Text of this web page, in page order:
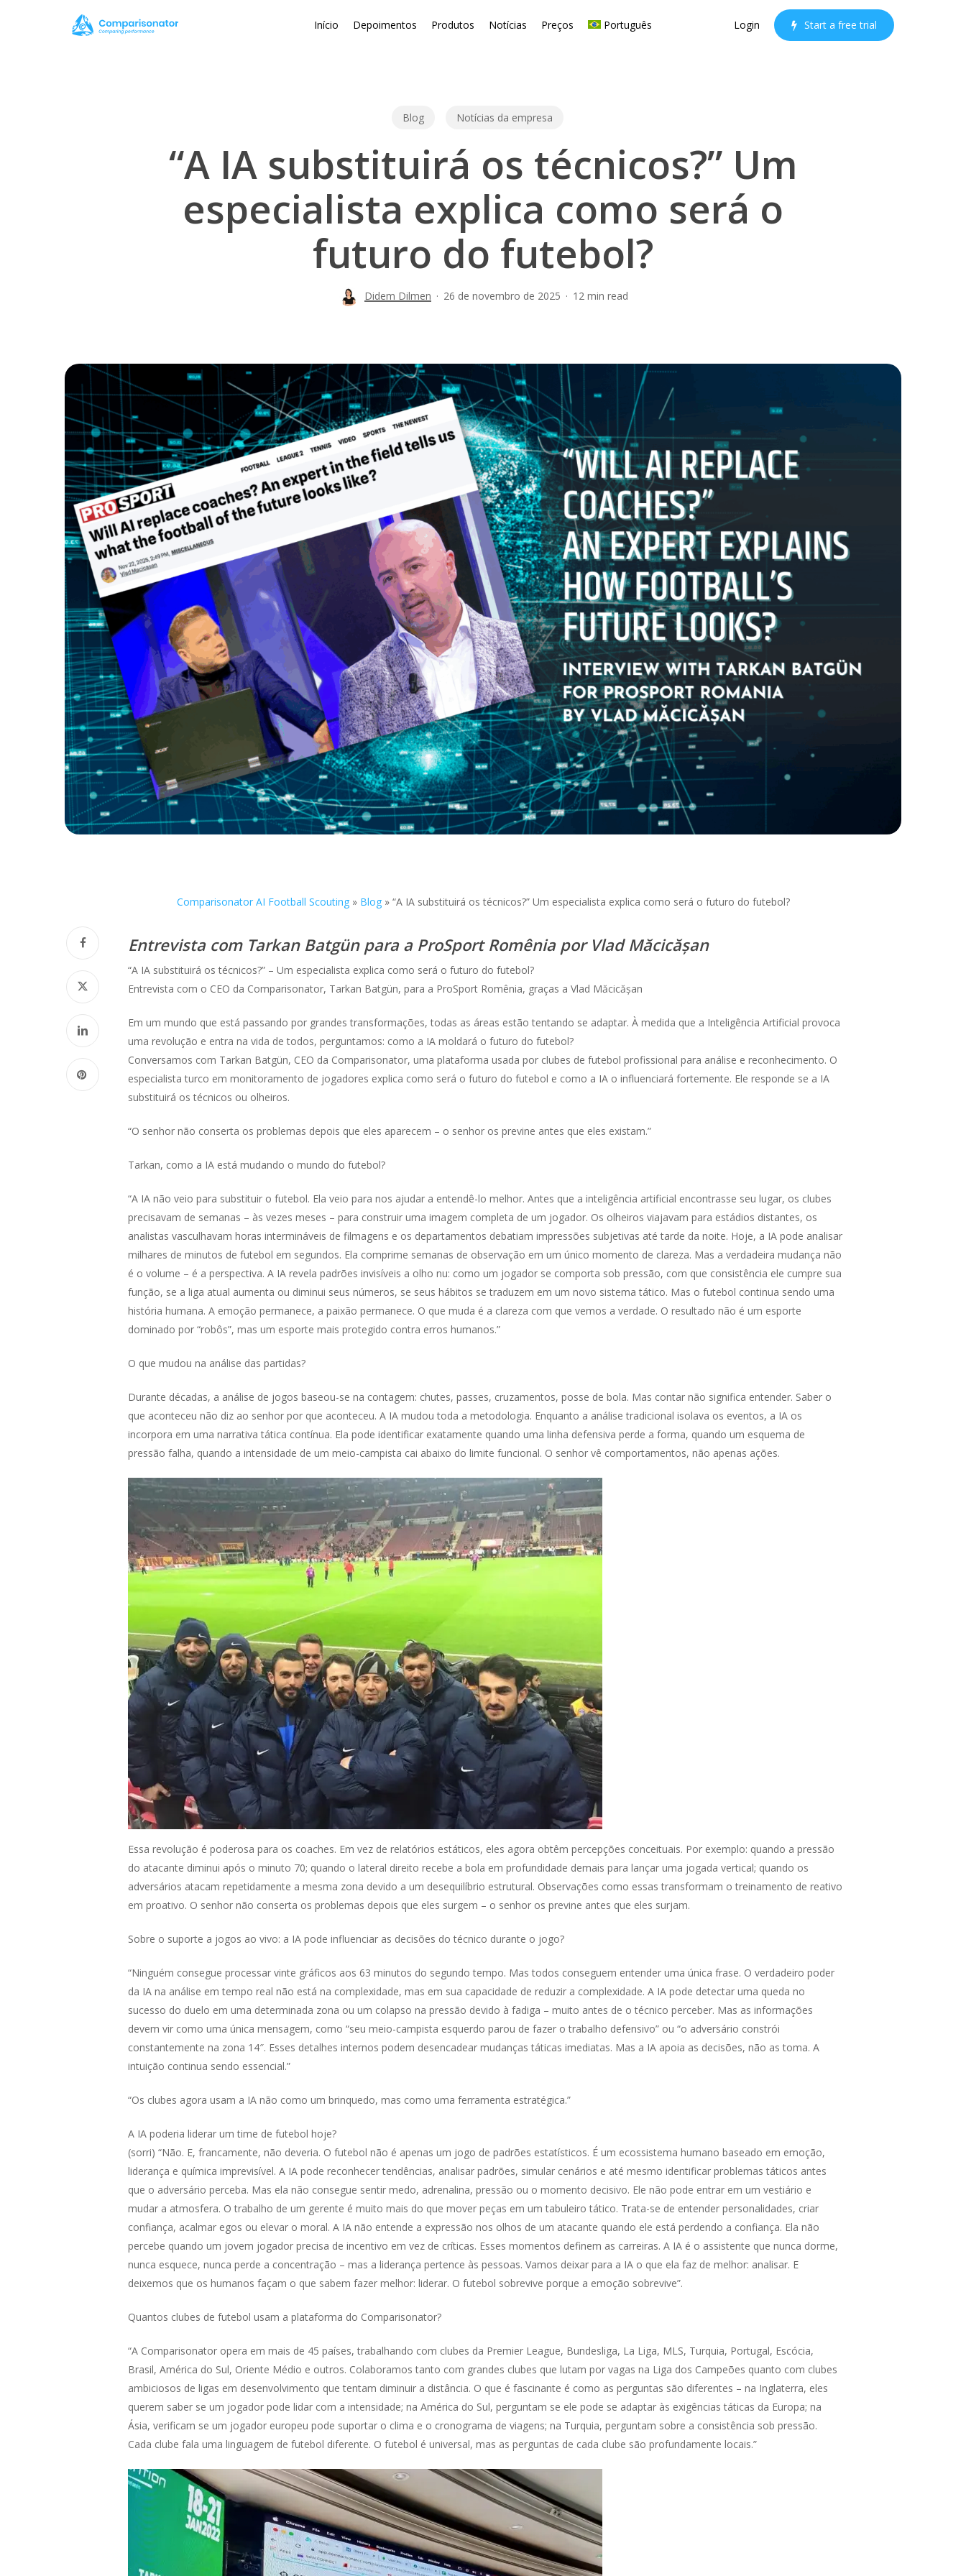
Início Depoimentos Produtos Notícias Preços Português Login Start a free trial
Blog Notícias da empresa
“A IA substituirá os técnicos?” Um
especialista explica como será o
futuro do futebol?
Didem Dilmen 26 de novembro de 2025 12 min read
Comparisonator AI Football Scouting» Blog» “A IA substituirá os técnicos?” Um especialista explica como será o futuro do futebol?
Entrevista com Tarkan Batgün para a ProSport Romênia por Vlad Măcicășan
“A IA substituirá os técnicos?” – Um especialista explica como será o futuro do futebol?
Entrevista com o CEO da Comparisonator, Tarkan Batgün, para a ProSport Romênia, graças a Vlad Măcicășan
Em um mundo que está passando por grandes transformações, todas as áreas estão tentando se adaptar. À medida que a Inteligência Artificial provoca
uma revolução e entra na vida de todos, perguntamos: como a IA moldará o futuro do futebol?
Conversamos com Tarkan Batgün, CEO da Comparisonator, uma plataforma usada por clubes de futebol profissional para análise e reconhecimento. O
especialista turco em monitoramento de jogadores explica como será o futuro do futebol e como a IA o influenciará fortemente. Ele responde se a IA
substituirá os técnicos ou olheiros.
“O senhor não conserta os problemas depois que eles aparecem – o senhor os previne antes que eles existam.”
Tarkan, como a IA está mudando o mundo do futebol?
“A IA não veio para substituir o futebol. Ela veio para nos ajudar a entendê-lo melhor. Antes que a inteligência artificial encontrasse seu lugar, os clubes
precisavam de semanas – às vezes meses – para construir uma imagem completa de um jogador. Os olheiros viajavam para estádios distantes, os
analistas vasculhavam horas intermináveis de filmagens e os departamentos debatiam impressões subjetivas até tarde da noite. Hoje, a IA pode analisar
milhares de minutos de futebol em segundos. Ela comprime semanas de observação em um único momento de clareza. Mas a verdadeira mudança não
é o volume – é a perspectiva. A IA revela padrões invisíveis a olho nu: como um jogador se comporta sob pressão, com que consistência ele cumpre sua
função, se a liga atual aumenta ou diminui seus números, se seus hábitos se traduzem em um novo sistema tático. Mas o futebol continua sendo uma
história humana. A emoção permanece, a paixão permanece. O que muda é a clareza com que vemos a verdade. O resultado não é um esporte
dominado por “robôs”, mas um esporte mais protegido contra erros humanos.”
O que mudou na análise das partidas?
Durante décadas, a análise de jogos baseou-se na contagem: chutes, passes, cruzamentos, posse de bola. Mas contar não significa entender. Saber o
que aconteceu não diz ao senhor por que aconteceu. A IA mudou toda a metodologia. Enquanto a análise tradicional isolava os eventos, a IA os
incorpora em uma narrativa tática contínua. Ela pode identificar exatamente quando uma linha defensiva perde a forma, quando um esquema de
pressão falha, quando a intensidade de um meio-campista cai abaixo do limite funcional. O senhor vê comportamentos, não apenas ações.
Essa revolução é poderosa para os coaches. Em vez de relatórios estáticos, eles agora obtêm percepções conceituais. Por exemplo: quando a pressão
do atacante diminui após o minuto 70; quando o lateral direito recebe a bola em profundidade demais para lançar uma jogada vertical; quando os
adversários atacam repetidamente a mesma zona devido a um desequilíbrio estrutural. Observações como essas transformam o treinamento de reativo
em proativo. O senhor não conserta os problemas depois que eles surgem – o senhor os previne antes que eles surjam.
Sobre o suporte a jogos ao vivo: a IA pode influenciar as decisões do técnico durante o jogo?
“Ninguém consegue processar vinte gráficos aos 63 minutos do segundo tempo. Mas todos conseguem entender uma única frase. O verdadeiro poder
da IA na análise em tempo real não está na complexidade, mas em sua capacidade de reduzir a complexidade. A IA pode detectar uma queda no
sucesso do duelo em uma determinada zona ou um colapso na pressão devido à fadiga – muito antes de o técnico perceber. Mas as informações
devem vir como uma única mensagem, como “seu meio-campista esquerdo parou de fazer o trabalho defensivo” ou “o adversário constrói
constantemente na zona 14″. Esses detalhes internos podem desencadear mudanças táticas imediatas. Mas a IA apoia as decisões, não as toma. A
intuição continua sendo essencial.”
“Os clubes agora usam a IA não como um brinquedo, mas como uma ferramenta estratégica.”
A IA poderia liderar um time de futebol hoje?
(sorri) “Não. E, francamente, não deveria. O futebol não é apenas um jogo de padrões estatísticos. É um ecossistema humano baseado em emoção,
liderança e química imprevisível. A IA pode reconhecer tendências, analisar padrões, simular cenários e até mesmo identificar problemas táticos antes
que o adversário perceba. Mas ela não consegue sentir medo, adrenalina, pressão ou o momento decisivo. Ele não pode entrar em um vestiário e
mudar a atmosfera. O trabalho de um gerente é muito mais do que mover peças em um tabuleiro tático. Trata-se de entender personalidades, criar
confiança, acalmar egos ou elevar o moral. A IA não entende a expressão nos olhos de um atacante quando ele está perdendo a confiança. Ela não
percebe quando um jovem jogador precisa de incentivo em vez de críticas. Esses momentos definem as carreiras. A IA é o assistente que nunca dorme,
nunca esquece, nunca perde a concentração – mas a liderança pertence às pessoas. Vamos deixar para a IA o que ela faz de melhor: analisar. E
deixemos que os humanos façam o que sabem fazer melhor: liderar. O futebol sobrevive porque a emoção sobrevive”.
Quantos clubes de futebol usam a plataforma do Comparisonator?
“A Comparisonator opera em mais de 45 países, trabalhando com clubes da Premier League, Bundesliga, La Liga, MLS, Turquia, Portugal, Escócia,
Brasil, América do Sul, Oriente Médio e outros. Colaboramos tanto com grandes clubes que lutam por vagas na Liga dos Campeões quanto com clubes
ambiciosos de ligas em desenvolvimento que tentam diminuir a distância. O que é fascinante é como as perguntas são diferentes – na Inglaterra, eles
querem saber se um jogador pode lidar com a intensidade; na América do Sul, perguntam se ele pode se adaptar às exigências táticas da Europa; na
Ásia, verificam se um jogador europeu pode suportar o clima e o cronograma de viagens; na Turquia, perguntam sobre a consistência sob pressão.
Cada clube fala uma linguagem de futebol diferente. O futebol é universal, mas as perguntas de cada clube são profundamente locais.”